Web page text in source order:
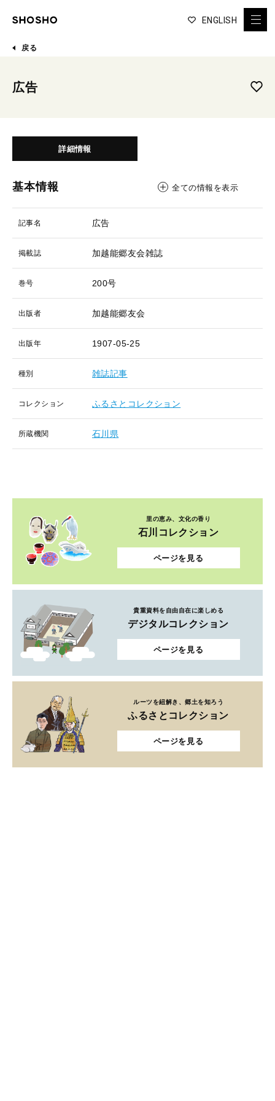
ENGLISH
戻る
広告
詳細情報
基本情報 全ての情報を表示
記事名 広告
掲載誌 加越能郷友会雑誌
巻号 200号
出版者 加越能郷友会
出版年 1907-05-25
種別 雑誌記事
コレクション ふるさとコレクション
所蔵機関 石川県
里の恵み、文化の香り
石川コレクション
ページを見る
貴重資料を自由自在に楽しめる
デジタルコレクション
ページを見る
ルーツを紐解き、郷土を知ろう
ふるさとコレクション
ページを見る